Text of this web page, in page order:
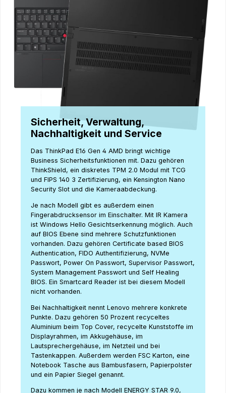
Sicherheit, Verwaltung,
Nachhaltigkeit und Service
Das ThinkPad E16 Gen 4 AMD bringt wichtige
Business Sicherheitsfunktionen mit. Dazu gehören
ThinkShield, ein diskretes TPM 2.0 Modul mit TCG
und FIPS 140 3 Zertifizierung, ein Kensington Nano
Security Slot und die Kameraabdeckung.
Je nach Modell gibt es außerdem einen
Fingerabdrucksensor im Einschalter. Mit IR Kamera
ist Windows Hello Gesichtserkennung möglich. Auch
auf BIOS Ebene sind mehrere Schutzfunktionen
vorhanden. Dazu gehören Certificate based BIOS
Authentication, FIDO Authentifizierung, NVMe
Passwort, Power On Passwort, Supervisor Passwort,
System Management Passwort und Self Healing
BIOS. Ein Smartcard Reader ist bei diesem Modell
nicht vorhanden.
Bei Nachhaltigkeit nennt Lenovo mehrere konkrete
Punkte. Dazu gehören 50 Prozent recyceltes
Aluminium beim Top Cover, recycelte Kunststoffe im
Displayrahmen, im Akkugehäuse, im
Lautsprechergehäuse, im Netzteil und bei
Tastenkappen. Außerdem werden FSC Karton, eine
Notebook Tasche aus Bambusfasern, Papierpolster
und ein Papier Siegel genannt.
Dazu kommen je nach Modell ENERGY STAR 9.0,